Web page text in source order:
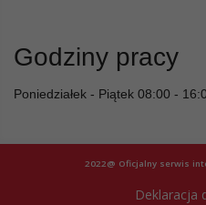
Godziny pracy
Poniedziałek - Piątek 08:00 -
2022@ Oficjalny serwis
Deklaracja